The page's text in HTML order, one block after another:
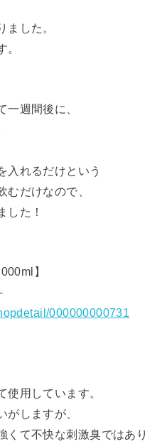
ました。
一週間後に、
入れるだけという
むだけなので、
した！
】
000000000731
使用しています。
がしますが、
くて不快な刺激臭ではあり